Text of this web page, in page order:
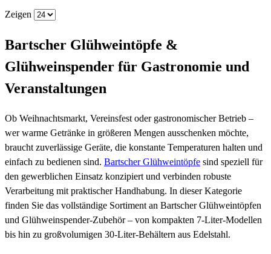
Zeigen
Bartscher Glühweintöpfe &
Glühweinspender für Gastronomie und
Veranstaltungen
Ob Weihnachtsmarkt, Vereinsfest oder gastronomischer Betrieb –
wer warme Getränke in größeren Mengen ausschenken möchte,
braucht zuverlässige Geräte, die konstante Temperaturen halten und
einfach zu bedienen sind. Bartscher Glühweintöpfe sind speziell für
den gewerblichen Einsatz konzipiert und verbinden robuste
Verarbeitung mit praktischer Handhabung. In dieser Kategorie
finden Sie das vollständige Sortiment an Bartscher Glühweintöpfen
und Glühweinspender-Zubehör – von kompakten 7-Liter-Modellen
bis hin zu großvolumigen 30-Liter-Behältern aus Edelstahl.